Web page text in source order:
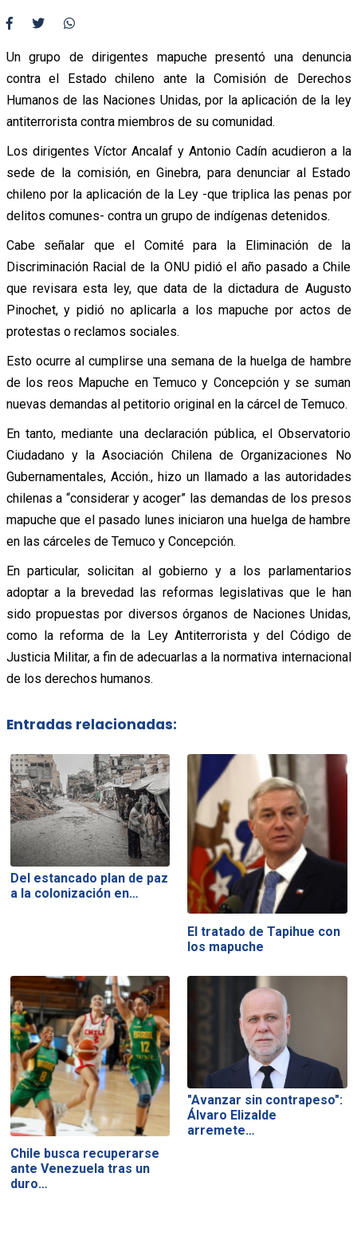
Un grupo de dirigentes mapuche presentó una denuncia
contra el Estado chileno ante la Comisión de Derechos
Humanos de las Naciones Unidas, por la aplicación de la ley
antiterrorista contra miembros de su comunidad.
Los dirigentes Víctor Ancalaf y Antonio Cadín acudieron a la
sede de la comisión, en Ginebra, para denunciar al Estado
chileno por la aplicación de la Ley -que triplica las penas por
delitos comunes- contra un grupo de indígenas detenidos.
Cabe señalar que el Comité para la Eliminación de la
Discriminación Racial de la ONU pidió el año pasado a Chile
que revisara esta ley, que data de la dictadura de Augusto
Pinochet, y pidió no aplicarla a los mapuche por actos de
protestas o reclamos sociales.
Esto ocurre al cumplirse una semana de la huelga de hambre
de los reos Mapuche en Temuco y Concepción y se suman
nuevas demandas al petitorio original en la cárcel de Temuco.
En tanto, mediante una declaración pública, el Observatorio
Ciudadano y la Asociación Chilena de Organizaciones No
Gubernamentales, Acción., hizo un llamado a las autoridades
chilenas a “considerar y acoger” las demandas de los presos
mapuche que el pasado lunes iniciaron una huelga de hambre
en las cárceles de Temuco y Concepción.
En particular, solicitan al gobierno y a los parlamentarios
adoptar a la brevedad las reformas legislativas que le han
sido propuestas por diversos órganos de Naciones Unidas,
como la reforma de la Ley Antiterrorista y del Código de
Justicia Militar, a fin de adecuarlas a la normativa internacional
de los derechos humanos.
Entradas relacionadas:
Del estancado plan de paz
a la colonización en…
El tratado de Tapihue con
los mapuche
Chile busca recuperarse
ante Venezuela tras un
duro…
"Avanzar sin contrapeso":
Álvaro Elizalde
arremete…